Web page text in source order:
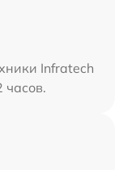
Infratech
часов.